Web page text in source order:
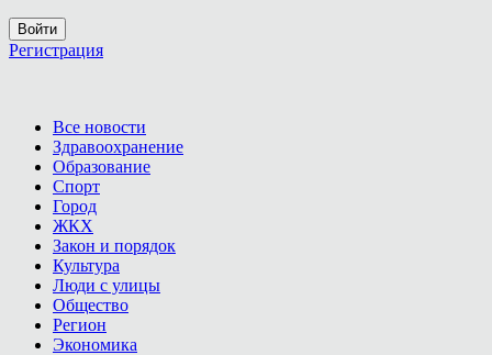
Войти
Регистрация
Все новости
Здравоохранение
Образование
Спорт
Город
ЖКХ
Закон и порядок
Культура
Люди с улицы
Общество
Регион
Экономика